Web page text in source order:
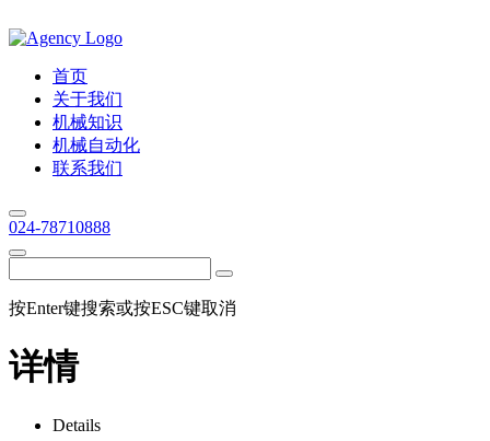
首页
关于我们
机械知识
机械自动化
联系我们
024-78710888
按Enter键搜索或按ESC键取消
详情
Details